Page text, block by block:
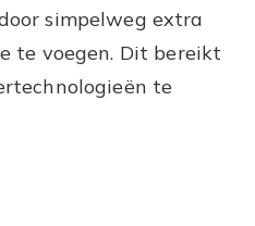
simpelweg extra
te voegen. Dit bereikt
te